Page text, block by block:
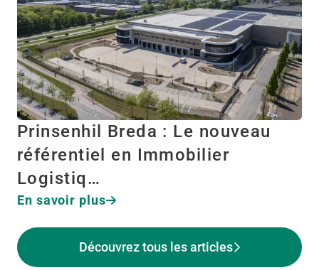
Prinsenhil Breda : Le nouveau
référentiel en Immobilier
Logistiq…
En savoir plus
Découvrez tous les articles